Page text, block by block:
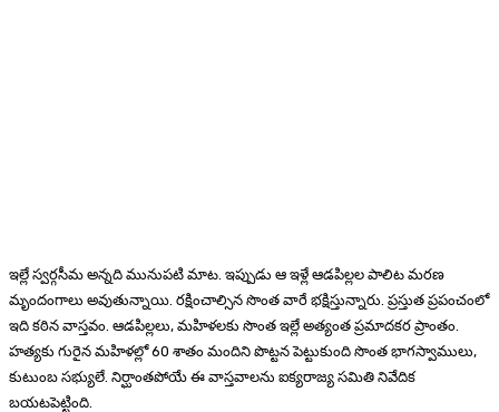
ఇల్లే స్వర్గసీమ అన్నది మునుపటి మాట. ఇప్పుడు ఆ ఇళ్లే ఆడపిల్లల పాలిట మరణ
మృందంగాలు అవుతున్నాయి. రక్షించాల్సిన సొంత వారే భక్షిస్తున్నారు. ప్రస్తుత ప్రపంచంలో
ఇది కఠిన వాస్తవం. ఆడపిల్లలు, మహిళలకు సొంత ఇల్లే అత్యంత ప్రమాదకర ప్రాంతం.
హత్యకు గురైన మహిళల్లో 60 శాతం మందిని పొట్టన పెట్టుకుంది సొంత భాగస్వాములు,
కుటుంబ సభ్యులే. నిర్ఘాంతపోయే ఈ వాస్తవాలను ఐక్యరాజ్య సమితి నివేదిక
బయటపెట్టింది.